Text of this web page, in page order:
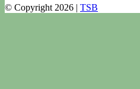
© Copyright 2026 | TSB